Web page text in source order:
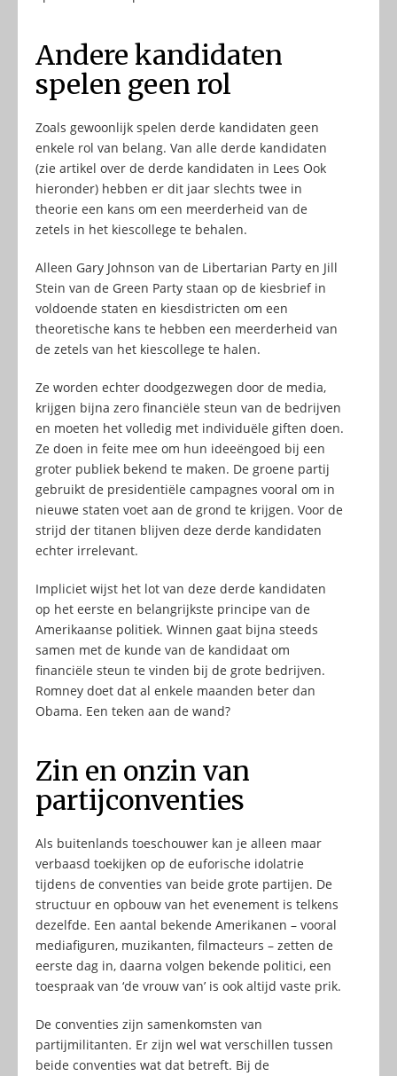
Andere kandidaten
spelen geen rol
Zoals gewoonlijk spelen derde kandidaten geen
enkele rol van belang. Van alle derde kandidaten
(zie artikel over de derde kandidaten in Lees Ook
hieronder) hebben er dit jaar slechts twee in
theorie een kans om een meerderheid van de
zetels in het kiescollege te behalen.
Alleen Gary Johnson van de Libertarian Party en Jill
Stein van de Green Party staan op de kiesbrief in
voldoende staten en kiesdistricten om een
theoretische kans te hebben een meerderheid van
de zetels van het kiescollege te halen.
Ze worden echter doodgezwegen door de media,
krijgen bijna zero financiële steun van de bedrijven
en moeten het volledig met individuële giften doen.
Ze doen in feite mee om hun ideeëngoed bij een
groter publiek bekend te maken. De groene partij
gebruikt de presidentiële campagnes vooral om in
nieuwe staten voet aan de grond te krijgen. Voor de
strijd der titanen blijven deze derde kandidaten
echter irrelevant.
Impliciet wijst het lot van deze derde kandidaten
op het eerste en belangrijkste principe van de
Amerikaanse politiek. Winnen gaat bijna steeds
samen met de kunde van de kandidaat om
financiële steun te vinden bij de grote bedrijven.
Romney doet dat al enkele maanden beter dan
Obama. Een teken aan de wand?
Zin en onzin van
partijconventies
Als buitenlands toeschouwer kan je alleen maar
verbaasd toekijken op de euforische idolatrie
tijdens de conventies van beide grote partijen. De
structuur en opbouw van het evenement is telkens
dezelfde. Een aantal bekende Amerikanen – vooral
mediafiguren, muzikanten, filmacteurs – zetten de
eerste dag in, daarna volgen bekende politici, een
toespraak van ‘de vrouw van’ is ook altijd vaste prik.
De conventies zijn samenkomsten van
partijmilitanten. Er zijn wel wat verschillen tussen
beide conventies wat dat betreft. Bij de